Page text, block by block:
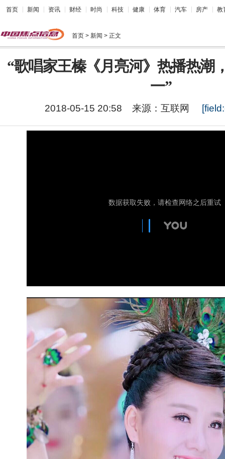
首页 新闻 资讯 财经 时尚 科技 健康 体育 汽车 房产 教
首页 > 新闻 > 正文
“歌唱家王榛《月亮河》热播热潮
一”
2018-05-15 20:58 来源： 互联网